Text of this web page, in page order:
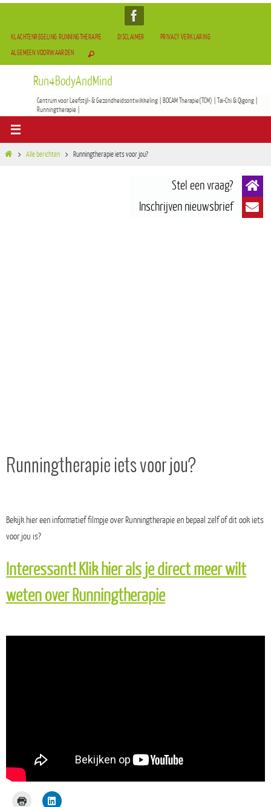
KLACHTENREGELING RUNNINGTHERAPIE DISCLAIMER
PRIVACY VERKLARING
ALGEMEEN VOORWAARDEN
Run4BodyAndMind
Centrum voor Leefstijl- & Gezondheidsontwikkeling | BOCAM Therapie(TCM) | Tai-Chi & Qigong |
Runningtherapie |
Alle berichten Runningtherapie iets voor jou?
Runningtherapie iets voor jou?
Bekijk hier een informatief filmpje over Runningtherapie en bepaal zelf of dit ook iets
voor jou is?
Interessant! Klik hier als je direct meer wilt
weten over Runningtherapie